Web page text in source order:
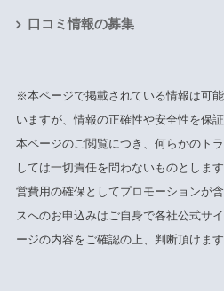
口コミ情報の募集
※本ページで掲載されている情報は可
いますが、情報の正確性や安全性を保
本ページのご閲覧につき、何らかのト
しては一切責任を問わないものとしま
営費用の確保としてプロモーションが
スへのお申込みはご自身で各社公式サ
ージの内容をご確認の上、判断頂けま